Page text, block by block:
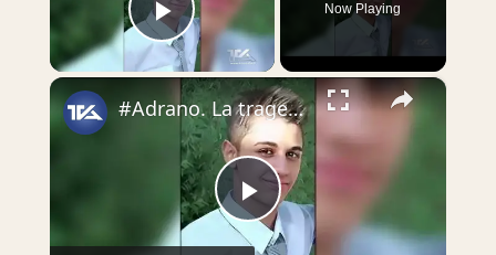
Play Video
Now Playing
×
Play
#Adrano. La tragedia di 13 anni fa alla villa. Fiori per ricordare Rosario Ranno, il ragazzo perbene